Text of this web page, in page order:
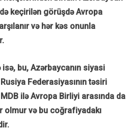
keçirilən görüşdə Avropa
və hər kəs onunla
isə, bu, Azərbaycanın siyasi
Federasiyasının təsiri
ilə Avropa Birliyi arasında da
olmur və bu coğrafiyadakı